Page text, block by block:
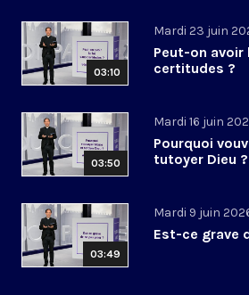
03:10
Mardi 23 juin
Peut-on avoir
certitudes ?
03:50
Mardi 16 juin
Pourquoi
tutoyer Dieu ?
03:49
Mardi 9 juin
Est-ce grave